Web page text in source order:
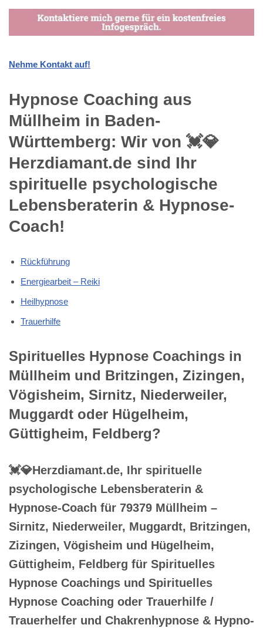
Nehme Kontakt auf!
Hypnose Coaching aus
Müllheim in Baden-
Württemberg: Wir von 💓️💎
Herzdiamant.de sind Ihr
spirituelle psychologische
Lebensberaterin & Hypnose-
Coach!
Rückführung
Energiearbeit – Reiki
Heilhypnose
Trauerhilfe
Spirituelles Hypnose Coachings in
Müllheim und Britzingen, Zizingen,
Vögisheim, Sirnitz, Niederweiler,
Muggardt oder Hügelheim,
Güttigheim, Feldberg?
💓️💎Herzdiamant.de, Ihr spirituelle
psychologische Lebensberaterin &
Hypnose-Coach für 79379 Müllheim –
Sirnitz, Niederweiler, Muggardt, Britzingen,
Zizingen, Vögisheim und Hügelheim,
Güttigheim, Feldberg für Spirituelles
Hypnose Coachings und Spirituelles
Hypnose Coaching oder Trauerhilfe /
Trauerhelfer und Chakrenhypnose & Hypno-